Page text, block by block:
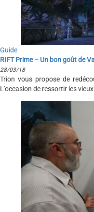
Guide
RIFT Prime – Un bon goût de
28/03/18
Trion vous propose de
L'occasion de ressortir les